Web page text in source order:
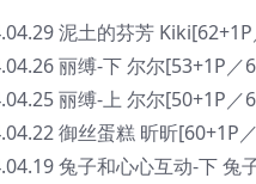
泥土的芬芳
丽缚-下 尔尔[53+1P／
丽缚-上 尔尔[50+1P／
御丝蛋糕 昕昕[60+1P
兔子和心心互动-下 兔